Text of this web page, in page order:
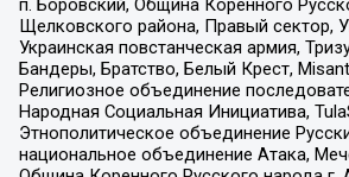
п. Боровский, Община Коренного
Щелковского района, Правый сектор,
Украинская повстанческая армия,
Бандеры, Братство, Белый Крест,
Религиозное объединение
Народная Социальная Инициатива,
Этнополитическое объединение
национальное объединение Атака,